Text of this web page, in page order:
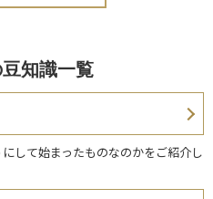
知識一覧
して始まったものなのかをご紹介し